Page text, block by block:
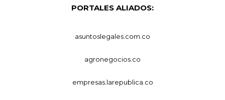
PORTALES ALIADOS:
asuntoslegales.com.co
agronegocios.co
empresas.larepublica.co